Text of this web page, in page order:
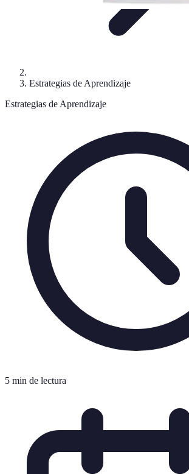
Estrategias de Aprendizaje
Estrategias de Aprendizaje
5 min de lectura